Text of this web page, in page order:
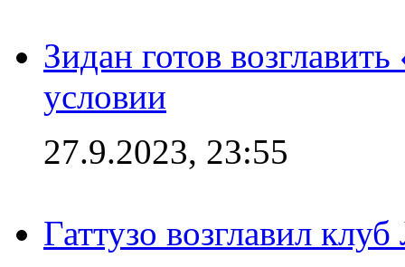
Зидан готов
условии
27.9.2023, 23:55
Гаттузо возглавил